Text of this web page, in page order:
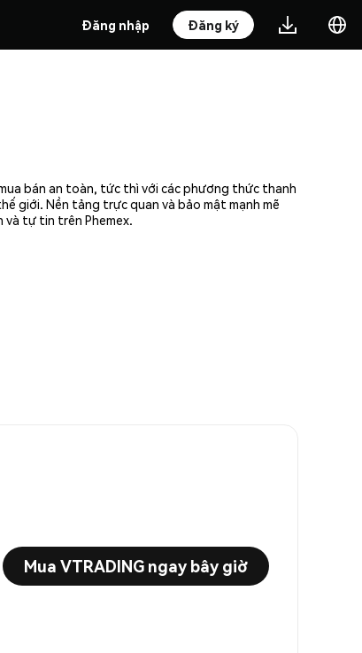
Đăng nhập Đăng ký
bán an toàn, tức thì với các phương thức thanh
giới. Nền tảng trực quan và bảo mật mạnh mẽ
và tự tin trên Phemex.
Mua VTRADING ngay bây giờ